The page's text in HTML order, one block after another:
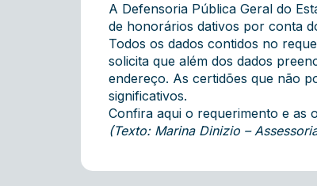
A Defensoria Pública Geral do
de honorários dativos por conta
Todos os dados contidos no
solicita que além dos dados
endereço. As certidões que não
significativos.
Confira aqui o requerimento e as
(Texto: Marina Dinizio –